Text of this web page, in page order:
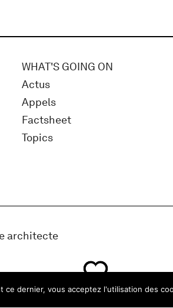
WHAT'S GOING ON
Actus
Appels
Factsheet
Topics
architecte
dernier, vous acceptez l'utilisation des